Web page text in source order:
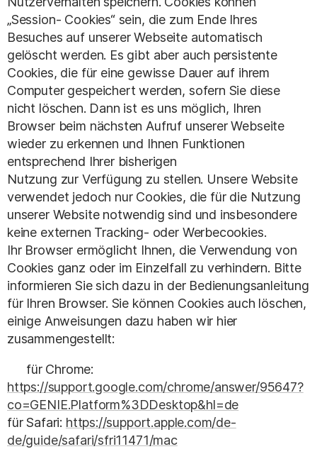
„Session- Cookies“ sein, die zum Ende Ihres
Besuches auf unserer Webseite automatisch
gelöscht werden. Es gibt aber auch persistente
Cookies, die für eine gewisse Dauer auf ihrem
Computer gespeichert werden, sofern Sie diese
nicht löschen. Dann ist es uns möglich, Ihren
Browser beim nächsten Aufruf unserer Webseite
wieder zu erkennen und Ihnen Funktionen
entsprechend Ihrer bisherigen
Nutzung zur Verfügung zu stellen. Unsere Website
verwendet jedoch nur Cookies, die für die Nutzung
unserer Website notwendig sind und insbesondere
keine externen Tracking- oder Werbecookies.
Ihr Browser ermöglicht Ihnen, die Verwendung von
Cookies ganz oder im Einzelfall zu verhindern. Bitte
informieren Sie sich dazu in der Bedienungsanleitung
für Ihren Browser. Sie können Cookies auch löschen,
einige Anweisungen dazu haben wir hier
zusammengestellt:
für Chrome:
https://support.google.com/chrome/answer/95647?
co=GENIE.Platform%3DDesktop&hl=de
für Safari: https://support.apple.com/de-
de/guide/safari/sfri11471/mac